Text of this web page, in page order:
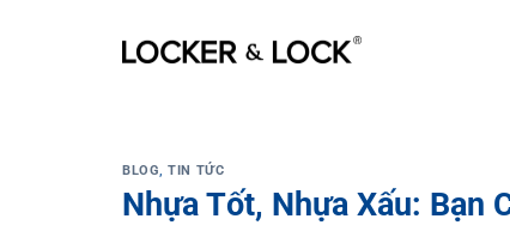
BLOG,TIN TỨC
Nhựa Tốt, Nhựa Xấu: Bạn